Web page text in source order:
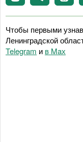
Чтобы первыми
Ленинградской
Telegram и в Maх